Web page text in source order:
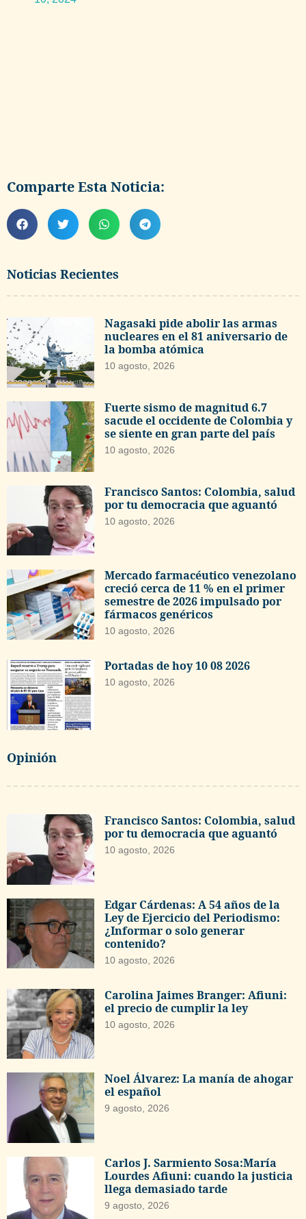
Noticias Recientes
Nagasaki pide abolir las armas
nucleares en el 81 aniversario de
la bomba atómica
10 agosto, 2026
Fuerte sismo de magnitud 6.7
sacude el occidente de Colombia y
se siente en gran parte del país
10 agosto, 2026
Francisco Santos: Colombia, salud
por tu democracia que aguantó
10 agosto, 2026
Mercado farmacéutico venezolano
creció cerca de 11 % en el primer
semestre de 2026 impulsado por
fármacos genéricos
10 agosto, 2026
Portadas de hoy 10 08 2026
10 agosto, 2026
Opinión
Francisco Santos: Colombia, salud
por tu democracia que aguantó
10 agosto, 2026
Edgar Cárdenas: A 54 años de la
Ley de Ejercicio del Periodismo:
¿Informar o solo generar
contenido?
10 agosto, 2026
Carolina Jaimes Branger: Afiuni:
el precio de cumplir la ley
10 agosto, 2026
Noel Álvarez: La manía de ahogar
el español
9 agosto, 2026
Carlos J. Sarmiento Sosa:María
Lourdes Afiuni: cuando la justicia
llega demasiado tarde
9 agosto, 2026
Comparte Esta Noticia: